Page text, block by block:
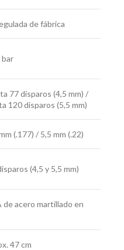
de fábrica
bar
77 disparos (4,5 mm) /
120 disparos (5,5 mm)
(.177) / 5,5 mm (.22)
(4,5 y 5,5 mm)
de acero martillado en
47 cm